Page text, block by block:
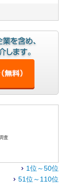
査
1位～50位
51位～110位